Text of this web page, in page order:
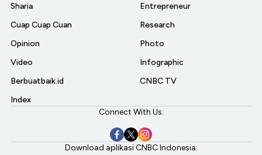
Sharia
Cuap Cuap Cuan
Opinion
Video
Berbuatbaik.id
Index
Entrepreneur
Research
Photo
Infographic
CNBC TV
Connect With Us:
Download aplikasi CNBC Indonesia: